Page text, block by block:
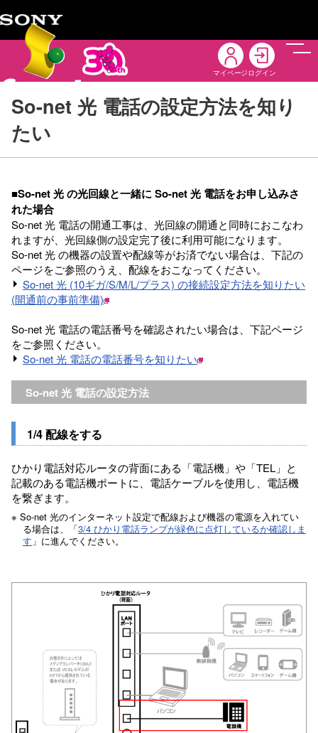
マイページ ログイン
メニ
So-net 光 電話の設定方法を知り
たい
■So-net 光 の光回線と一緒に So-net 光 電話をお申し込みさ
れた場合
So-net 光 電話の開通工事は、光回線の開通と同時におこなわ
れますが、光回線側の設定完了後に利用可能になります。
So-net 光 の機器の設置や配線等がお済でない場合は、下記の
ページをご参照のうえ、配線をおこなってください。
So-net 光 (10ギガ/S/M/L/プラス) の接続設定方法を知りたい
(開通前の事前準備)
So-net 光 電話の電話番号を確認されたい場合は、下記ページ
をご参照ください。
So-net 光 電話の電話番号を知りたい
So-net 光 電話の設定方法
1/4 配線をする
ひかり電話対応ルータの背面にある「電話機」や「TEL」と
記載のある電話機ポートに、電話ケーブルを使用し、電話機
を繋ぎます。
※ So-net 光のインターネット設定で配線および機器の電源を入れてい
る場合は、「3/4 ひかり電話ランプが緑色に点灯しているか確認しま
す 」に進んでください。